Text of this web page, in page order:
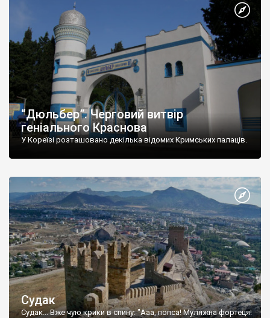
“Дюльбер”. Черговий витвір
геніального Краснова
У Кореїзі розташовано декілька відомих Кримських палаців.
Судак
Судак... Вже чую крики в спину: "Ааа, попса! Муляжна фортеця!